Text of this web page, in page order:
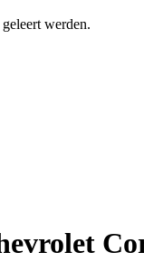
werden.